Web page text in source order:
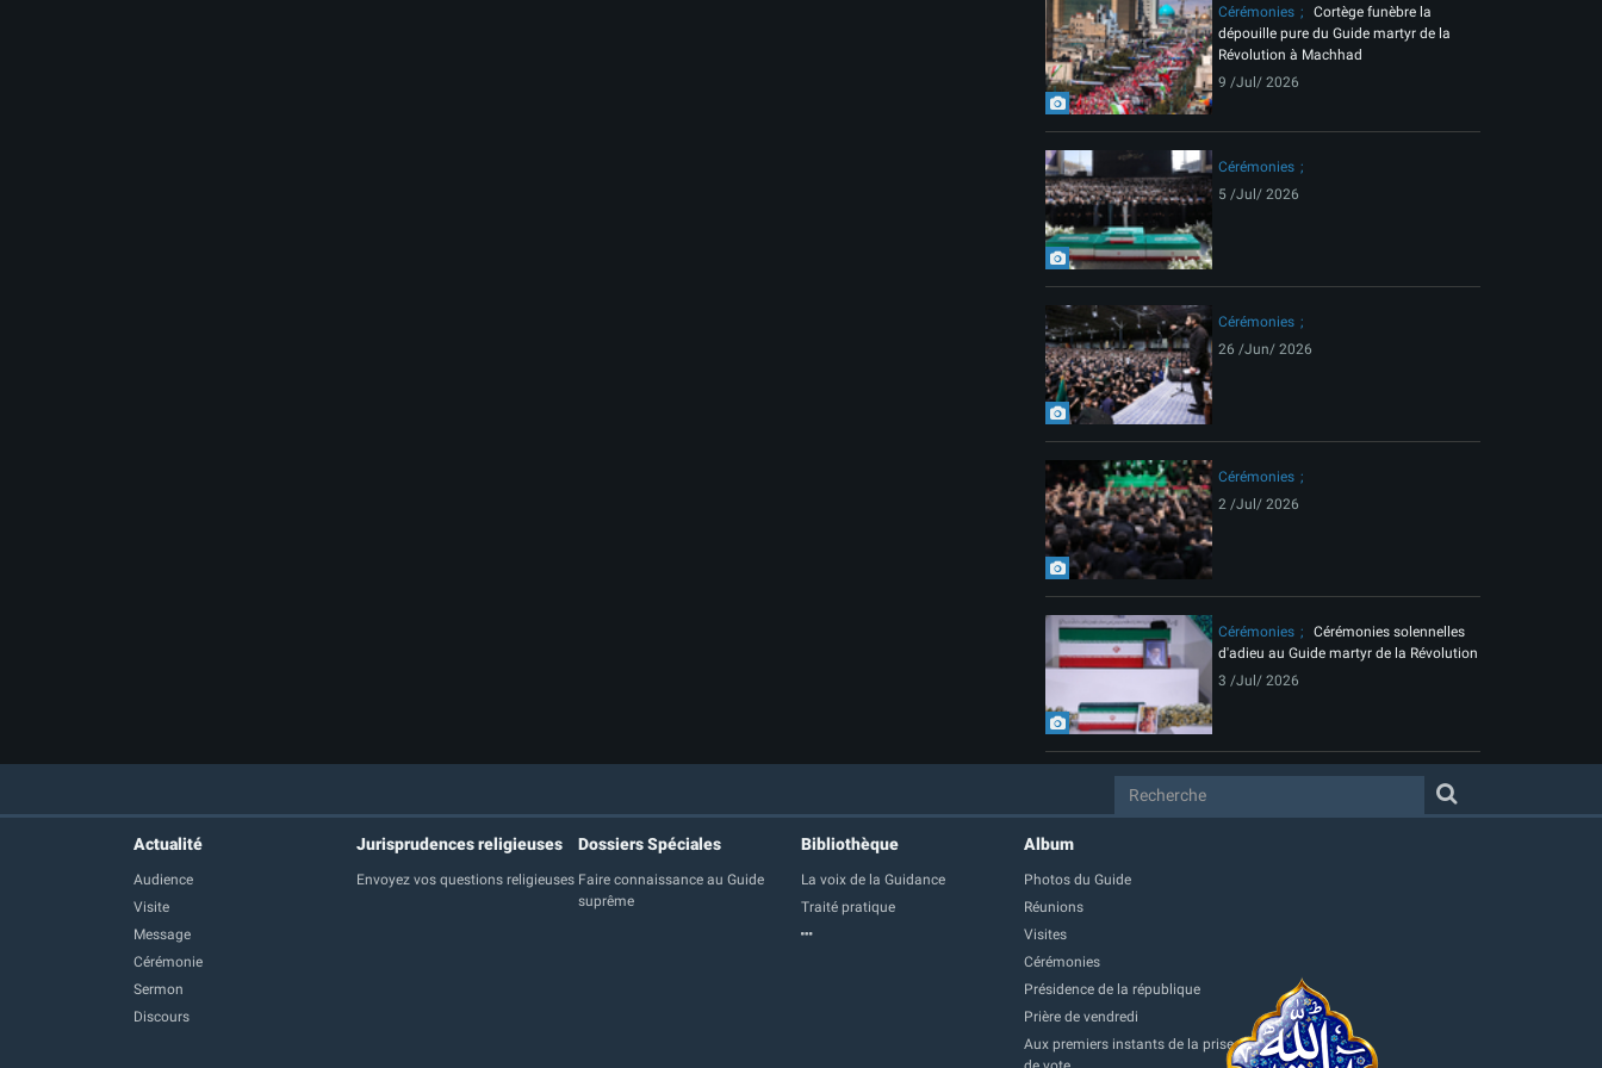
Cérémonies
Cortège funèbre la
dépouille pure du Guide martyr de la
Révolution à Machhad
9 /Jul/ 2026
Cérémonies
5 /Jul/ 2026
Cérémonies
26 /Jun/ 2026
Cérémonies
2 /Jul/ 2026
Cérémonies
Cérémonies solennelles
d'adieu au Guide martyr de la Révolution
3 /Jul/ 2026
Actualité
Audience
Visite
Message
Cérémonie
Sermon
Discours
Jurisprudences religieuses
Envoyez vos questions religieuses
Dossiers Spéciales
Faire connaissance au Guide
suprême
Bibliothèque
La voix de la Guidance
Traité pratique
Album
Photos du Guide
Réunions
Visites
Cérémonies
Présidence de la république
Prière de vendredi
Aux premiers instants de la prise